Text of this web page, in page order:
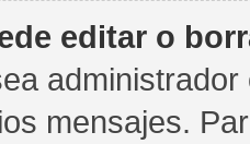
editar o
mensajes.